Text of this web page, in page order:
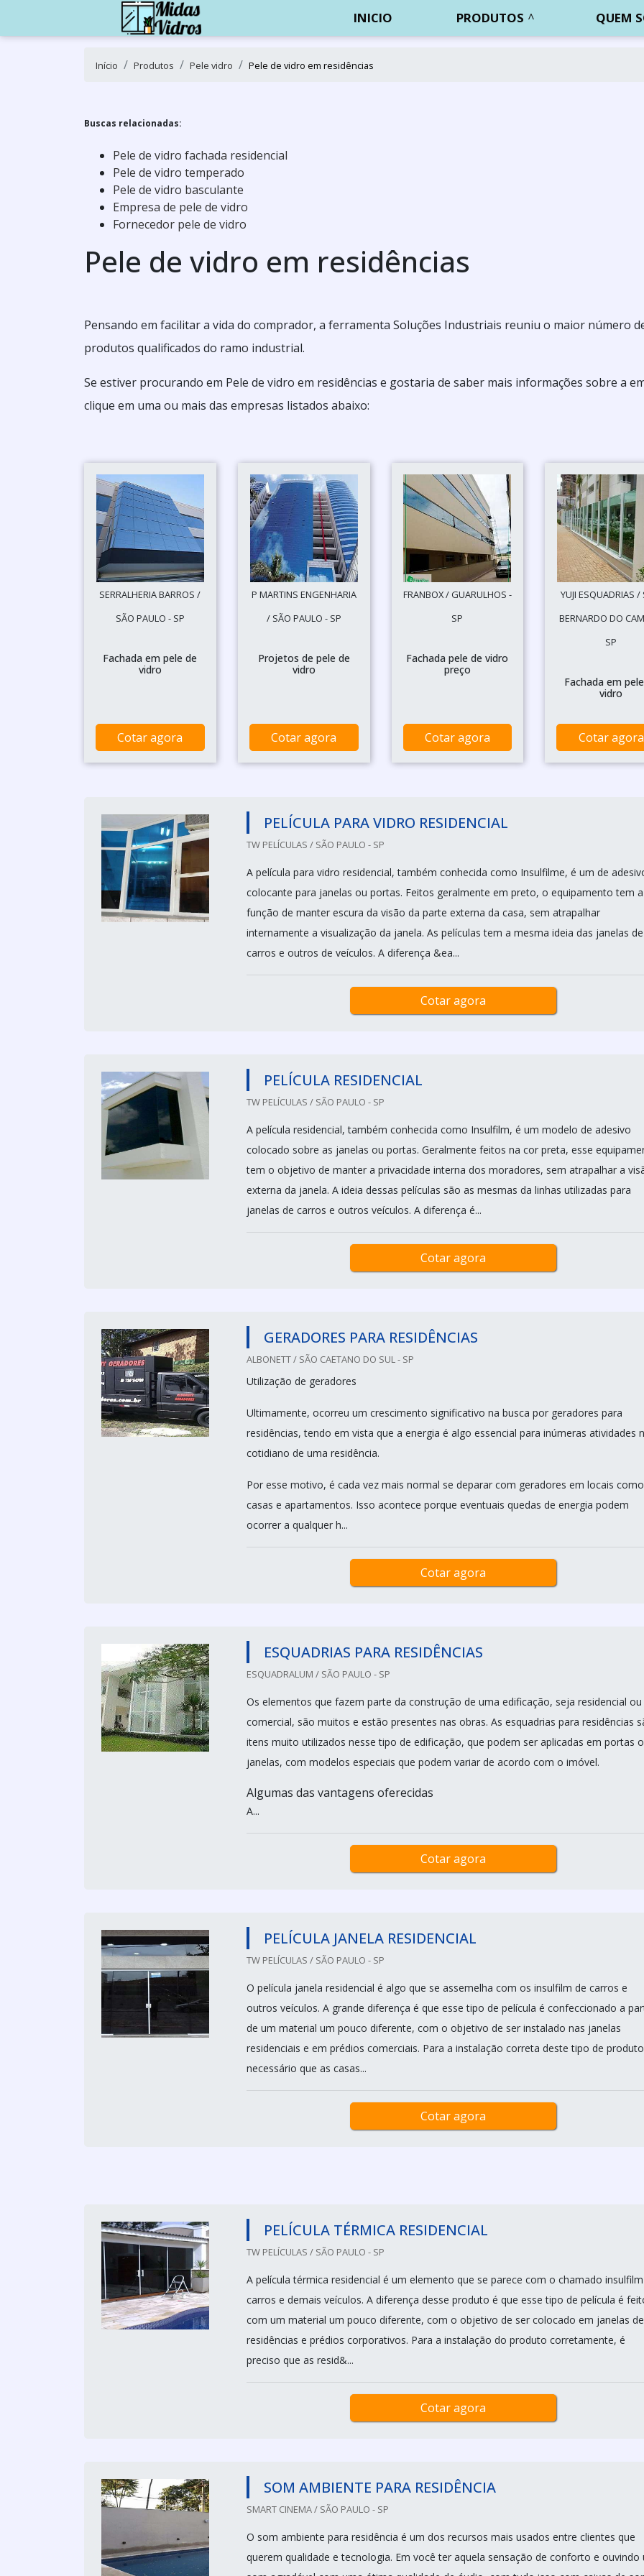
INICIO PRODUTOS QUEM
Início Produtos Pele vidro Pele de vidro em residências
Buscas relacionadas:
Pele de vidro fachada residencial
Pele de vidro temperado
Pele de vidro basculante
Empresa de pele de vidro
Fornecedor pele de vidro
Pele de vidro em residências
Pensando em facilitar a vida do comprador, a ferramenta Soluções Industriais reuniu o maior número
produtos qualificados do ramo industrial.
Se estiver procurando em Pele de vidro em residências e gostaria de saber mais informações sobre a
clique em uma ou mais das empresas listados abaixo:
SERRALHERIA BARROS /
SÃO PAULO - SP
Fachada em pele de
vidro
Cotar agora
P MARTINS ENGENHARIA
/ SÃO PAULO - SP
Projetos de pele de
vidro
Cotar agora
FRANBOX / GUARULHOS -
SP
Fachada pele de vidro
preço
Cotar agora
YUJI ESQUADRIAS /
BERNARDO DO
SP
Fachada em
vidro
Cotar agora
PELÍCULA PARA VIDRO RESIDENCIAL
TW PELÍCULAS / SÃO PAULO - SP
A película para vidro residencial, também conhecida como Insulfilme, é um de
colocante para janelas ou portas. Feitos geralmente em preto, o equipamento tem a
função de manter escura da visão da parte externa da casa, sem atrapalhar
internamente a visualização da janela. As películas tem a mesma ideia das janelas de
carros e outros de veículos. A diferença &ea...
Cotar agora
PELÍCULA RESIDENCIAL
TW PELÍCULAS / SÃO PAULO - SP
A película residencial, também conhecida como Insulfilm, é um modelo de adesivo
colocado sobre as janelas ou portas. Geralmente feitos na cor preta, esse
tem o objetivo de manter a privacidade interna dos moradores, sem atrapalhar a
externa da janela. A ideia dessas películas são as mesmas da linhas utilizadas para
janelas de carros e outros veículos. A diferença é...
Cotar agora
GERADORES PARA RESIDÊNCIAS
ALBONETT / SÃO CAETANO DO SUL - SP
Utilização de geradores
Ultimamente, ocorreu um crescimento significativo na busca por geradores para
residências, tendo em vista que a energia é algo essencial para inúmeras atividades
cotidiano de uma residência.
Por esse motivo, é cada vez mais normal se deparar com geradores em locais como
casas e apartamentos. Isso acontece porque eventuais quedas de energia podem
ocorrer a qualquer h...
Cotar agora
ESQUADRIAS PARA RESIDÊNCIAS
ESQUADRALUM / SÃO PAULO - SP
Os elementos que fazem parte da construção de uma edificação, seja residencial ou
comercial, são muitos e estão presentes nas obras. As esquadrias para residências
itens muito utilizados nesse tipo de edificação, que podem ser aplicadas em portas
janelas, com modelos especiais que podem variar de acordo com o imóvel.
Algumas das vantagens oferecidas
A...
Cotar agora
PELÍCULA JANELA RESIDENCIAL
TW PELÍCULAS / SÃO PAULO - SP
O película janela residencial é algo que se assemelha com os insulfilm de carros e
outros veículos. A grande diferença é que esse tipo de película é confeccionado a
de um material um pouco diferente, com o objetivo de ser instalado nas janelas
residenciais e em prédios comerciais. Para a instalação correta deste tipo de
necessário que as casas...
Cotar agora
PELÍCULA TÉRMICA RESIDENCIAL
TW PELÍCULAS / SÃO PAULO - SP
A película térmica residencial é um elemento que se parece com o chamado
carros e demais veículos. A diferença desse produto é que esse tipo de película é
com um material um pouco diferente, com o objetivo de ser colocado em janelas de
residências e prédios corporativos. Para a instalação do produto corretamente, é
preciso que as resid&...
Cotar agora
SOM AMBIENTE PARA RESIDÊNCIA
SMART CINEMA / SÃO PAULO - SP
O som ambiente para residência é um dos recursos mais usados entre clientes que
querem qualidade e tecnologia. Em você ter aquela sensação de conforto e ouvindo